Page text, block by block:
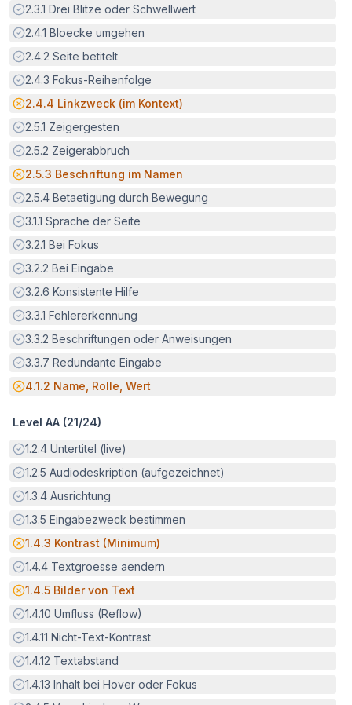
Erfüllt:
2.3.1 Drei Blitze oder Schwellwert
Erfüllt:
2.4.1 Bloecke umgehen
Erfüllt:
2.4.2 Seite betitelt
Erfüllt:
2.4.3 Fokus-Reihenfolge
Potenzielle Barriere:
2.4.4 Linkzweck (im Kontext)
Erfüllt:
2.5.1 Zeigergesten
Erfüllt:
2.5.2 Zeigerabbruch
Potenzielle Barriere:
2.5.3 Beschriftung im Namen
Erfüllt:
2.5.4 Betaetigung durch Bewegung
Erfüllt:
3.1.1 Sprache der Seite
Erfüllt:
3.2.1 Bei Fokus
Erfüllt:
3.2.2 Bei Eingabe
Erfüllt:
3.2.6 Konsistente Hilfe
Erfüllt:
3.3.1 Fehlererkennung
Erfüllt:
3.3.2 Beschriftungen oder Anweisungen
Erfüllt:
3.3.7 Redundante Eingabe
Potenzielle Barriere:
4.1.2 Name, Rolle, Wert
Level AA (21/24)
Erfüllt:
1.2.4 Untertitel (live)
Erfüllt:
1.2.5 Audiodeskription (aufgezeichnet)
Erfüllt:
1.3.4 Ausrichtung
Erfüllt:
1.3.5 Eingabezweck bestimmen
Potenzielle Barriere:
1.4.3 Kontrast (Minimum)
Erfüllt:
1.4.4 Textgroesse aendern
Potenzielle Barriere:
1.4.5 Bilder von Text
Erfüllt:
1.4.10 Umfluss (Reflow)
Erfüllt:
1.4.11 Nicht-Text-Kontrast
Erfüllt:
1.4.12 Textabstand
Erfüllt:
1.4.13 Inhalt bei Hover oder Fokus